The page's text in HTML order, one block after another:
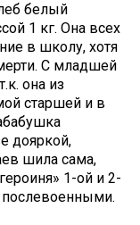
белый
1 кг. Она всех
в школу, хотя
С младшей
она из
старшей и в
дояркой,
шила сама,
1-ой и 2-
послевоенными.